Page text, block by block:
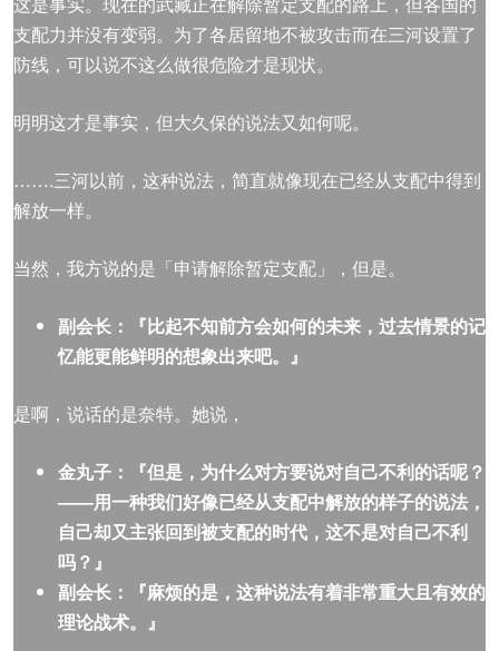
支配力并没有变弱。为了各居留地不被攻击而在三河设置了
防线，可以说不这么做很危险才是现状。
明明这才是事实，但大久保的说法又如何呢。
…….三河以前，这种说法，简直就像现在已经从支配中得到
解放一样。
当然，我方说的是「申请解除暂定支配」，但是。
副会长：『比起不知前方会如何的未来，过去情景的记
忆能更能鲜明的想象出来吧。』
是啊，说话的是奈特。她说，
金丸子：『但是， 为什么对方要说对自己不利的话呢？
——用一种我们好像已经从支配中解放的样子的说法，
自己却又主张回到被支配的时代，这不是对自己不利
吗？』
副会长：『麻烦的是，这种说法有着非常重大且有效的
理论战术。』